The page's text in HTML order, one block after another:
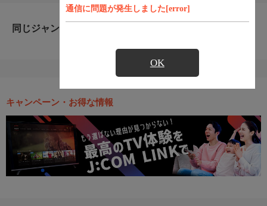
通信に問題が発生しました[error]
OK
同じジャンルのおすすめ番組
キャンペーン・お得な情報